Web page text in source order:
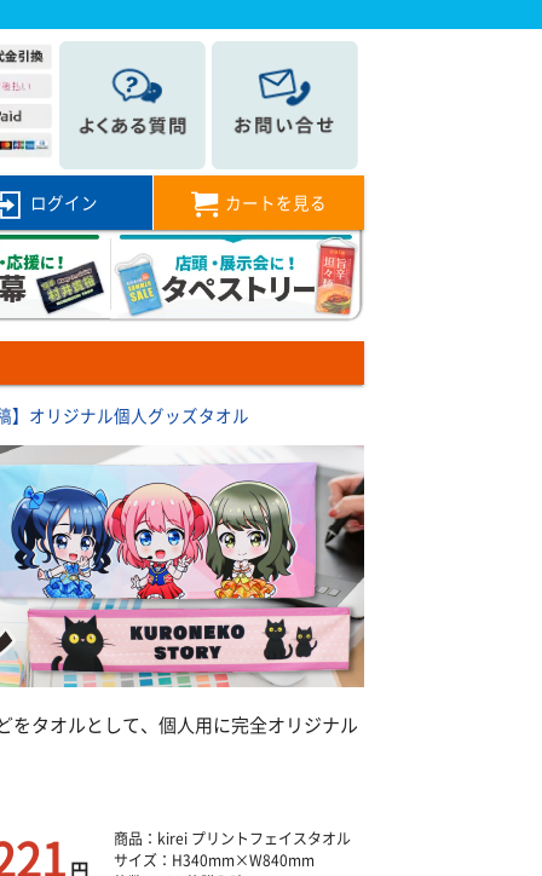
ログイン カートを見る
】オリジナル個人グッズタオル
タオルとして、個人用に完全オリジナル
円
商品：kirei プリントフェイスタオル
サイズ：H340mm×W840mm